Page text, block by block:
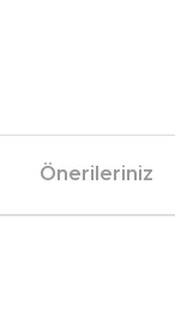
Önerileriniz